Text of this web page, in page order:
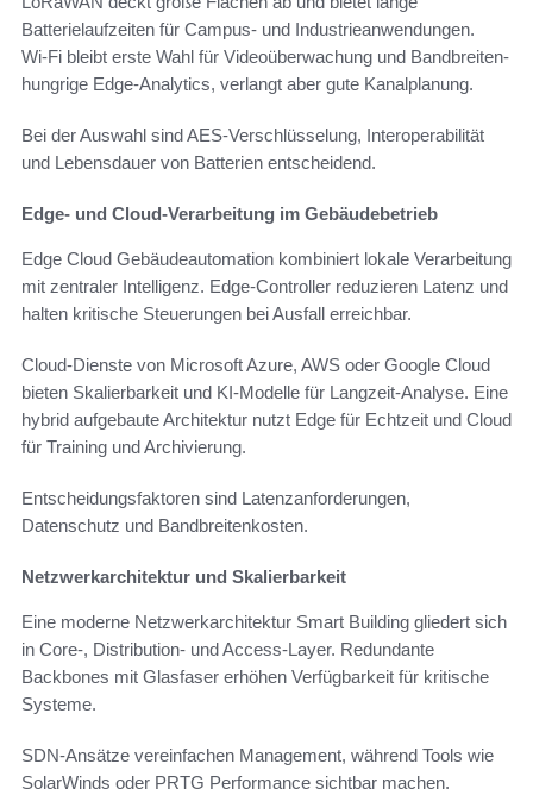
Batterielaufzeiten für Campus- und Industrieanwendungen.
Wi‑Fi bleibt erste Wahl für Videoüberwachung und Bandbreiten-
hungrige Edge-Analytics, verlangt aber gute Kanalplanung.
Bei der Auswahl sind AES-Verschlüsselung, Interoperabilität
und Lebensdauer von Batterien entscheidend.
Edge- und Cloud-Verarbeitung im Gebäudebetrieb
Edge Cloud Gebäudeautomation kombiniert lokale Verarbeitung
mit zentraler Intelligenz. Edge-Controller reduzieren Latenz und
halten kritische Steuerungen bei Ausfall erreichbar.
Cloud-Dienste von Microsoft Azure, AWS oder Google Cloud
bieten Skalierbarkeit und KI-Modelle für Langzeit-Analyse. Eine
hybrid aufgebaute Architektur nutzt Edge für Echtzeit und Cloud
für Training und Archivierung.
Entscheidungsfaktoren sind Latenzanforderungen,
Datenschutz und Bandbreitenkosten.
Netzwerkarchitektur und Skalierbarkeit
Eine moderne Netzwerkarchitektur Smart Building gliedert sich
in Core-, Distribution- und Access-Layer. Redundante
Backbones mit Glasfaser erhöhen Verfügbarkeit für kritische
Systeme.
SDN-Ansätze vereinfachen Management, während Tools wie
SolarWinds oder PRTG Performance sichtbar machen.